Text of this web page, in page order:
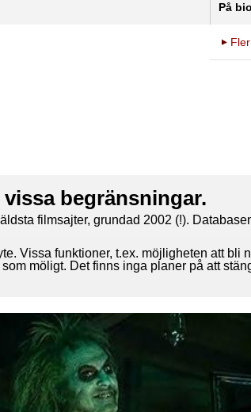
På
begränsningar.
filmsajter, grundad 2002 (!).
Vissa funktioner, t.ex. möjligheten att bli
möligt. Det finns inga planer på att